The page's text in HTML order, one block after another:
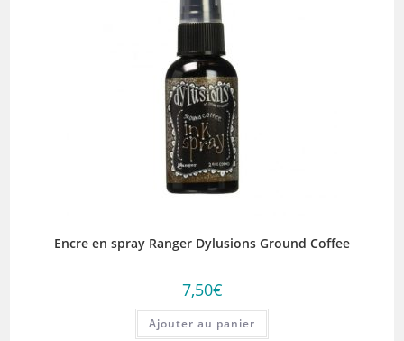
Encre en spray Ranger Dylusions Ground Coffee
7,50€
Ajouter au panier